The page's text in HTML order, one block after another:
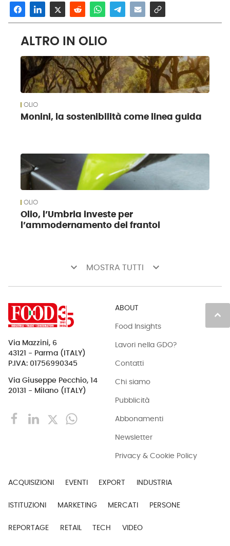
ALTRO IN OLIO
OLIO
Monini, la sostenibilità come linea guida
OLIO
Olio, l’Umbria investe per
l’ammodernamento dei frantoi
keyboard_arrow_down MOSTRA TUTTI keyboard_arrow_down
keyboard_arrow_up
Via Mazzini, 6
43121 - Parma (ITALY)
P.IVA: 01756990345
Via Giuseppe Pecchio, 14
20131 - Milano (ITALY)
ABOUT
Food Insights
Lavori nella GDO?
Contatti
Chi siamo
Pubblicità
Abbonamenti
Newsletter
Privacy & Cookie Policy
ACQUISIZIONI EVENTI EXPORT INDUSTRIA
ISTITUZIONI MARKETING MERCATI PERSONE
REPORTAGE RETAIL TECH VIDEO